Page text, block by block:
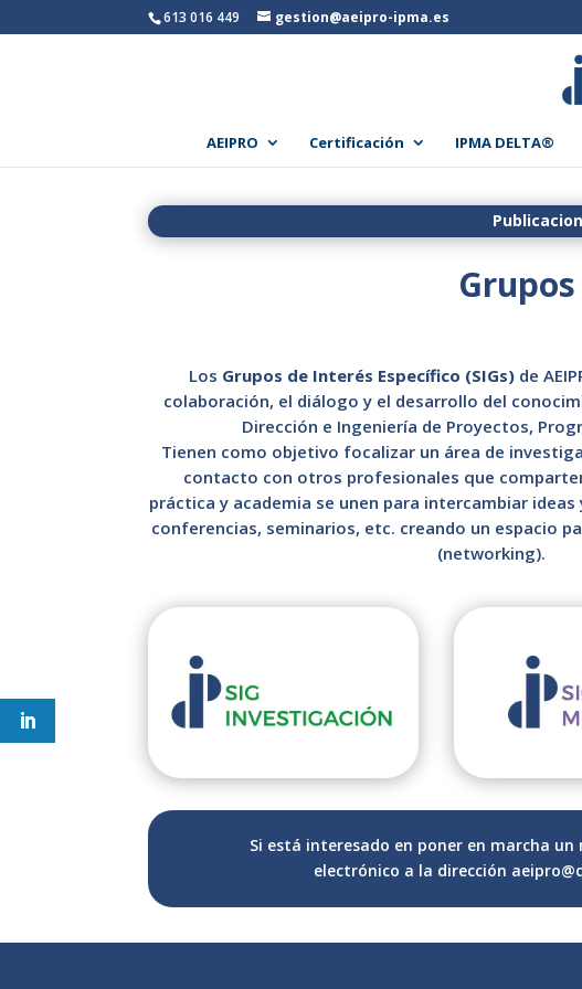
613 016 449 gestion@aeipro-ipma.es
AEIPRO Certificación IPMA DELTA®
Los Grupos de Interés Específico (SIGs) de
colaboración, el diálogo y el desarrollo del
Dirección e Ingeniería de Proyectos,
Tienen como objetivo focalizar un área de
contacto con otros profesionales que
práctica y academia se unen para intercambiar
conferencias, seminarios, etc. creando un espacio
(networking).
Si está interesado en poner en marcha un
electrónico a la dirección